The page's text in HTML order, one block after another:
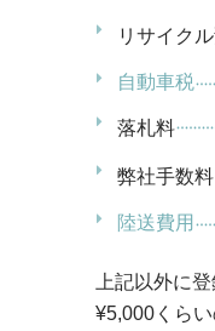
リサイク
自動車税
落札料
弊社手数料
陸送費用
上記以外に
¥5,000くらい